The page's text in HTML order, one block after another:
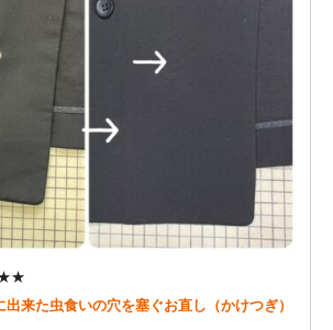
来た虫食いの穴を塞ぐお直し（かけつぎ）